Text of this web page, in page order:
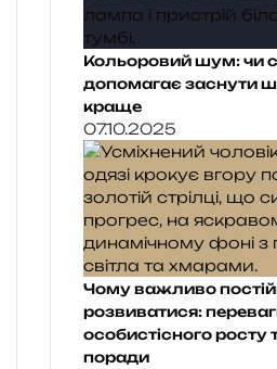
Кольоровий шум: чи
допомагає заснути
краще
07.10.2025
Чому важливо
розвиватися:
особистісного росту
поради